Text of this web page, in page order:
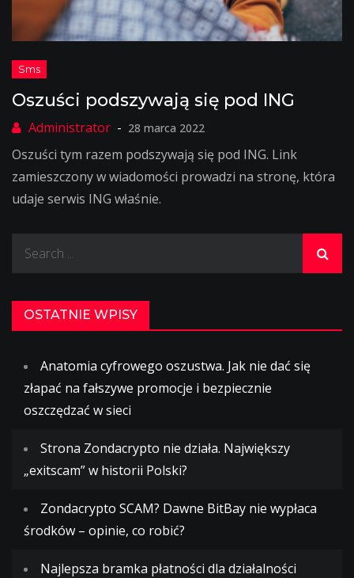
Oszuści podszywają się pod ING
28 marca 2022
Oszuści tym razem podszywają się pod ING. Link
zamieszczony w wiadomości prowadzi na stronę, która
udaje serwis ING właśnie.
OSTATNIE WPISY
Anatomia cyfrowego oszustwa. Jak nie dać się
złapać na fałszywe promocje i bezpiecznie
oszczędzać w sieci
Strona Zondacrypto nie działa. Największy
„exitscam” w historii Polski?
Zondacrypto SCAM? Dawne BitBay nie wypłaca
środków – opinie, co robić?
Najlepsza bramka płatności dla działalności